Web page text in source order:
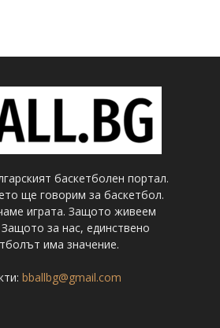
баскетболен портал.
ще говорим за баскетбол.
играта. Защото живеем
за нас, единствено
има значение.
bballbg@gmail.com